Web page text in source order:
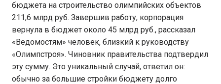
бюджета на строительство олимпийских объектов
211,6 млрд руб. Завершив работу, корпорация
вернула в бюджет около 45 млрд руб., рассказал
«Ведомостям» человек, близкий к руководству
«Олимпстроя». Чиновник правительства подтвердил
эту сумму. Это уникальный случай, ответил он:
обычно за большие стройки бюджету долго